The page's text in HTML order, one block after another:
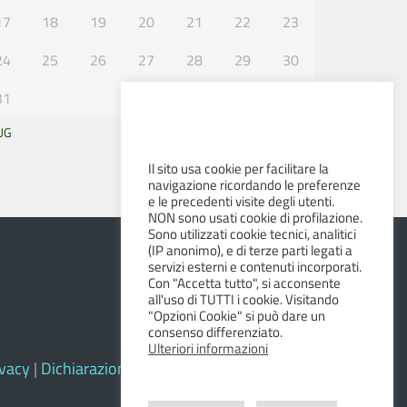
18 19 20 21 22
23
25 26 27 28 29
30
| Dichiarazione di accessibilità e feedback
Il sito usa cookie per facilitare la
navigazione ricordando le preferenze
e le precedenti visite degli utenti.
NON sono usati cookie di profilazione.
Sono utilizzati cookie tecnici, analitici
(IP anonimo), e di terze parti legati a
servizi esterni e contenuti incorporati.
Con "Accetta tutto", si acconsente
all'uso di TUTTI i cookie. Visitando
"Opzioni Cookie" si può dare un
consenso differenziato.
Ulteriori informazioni